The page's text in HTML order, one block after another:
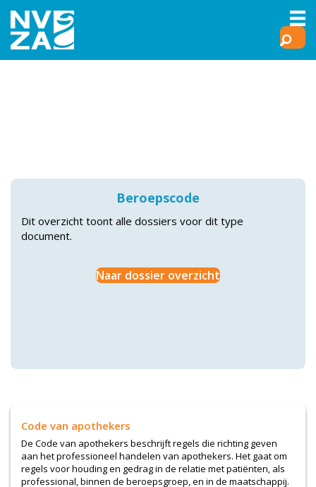
Beroepscode
Dit overzicht toont alle dossiers voor dit type
document.
Naar dossier overzicht
Code van apothekers
De Code van apothekers beschrijft regels die richting geven
aan het professioneel handelen van apothekers. Het gaat om
regels voor houding en gedrag in de relatie met patiënten, als
professional, binnen de beroepsgroep, en in de maatschappij.